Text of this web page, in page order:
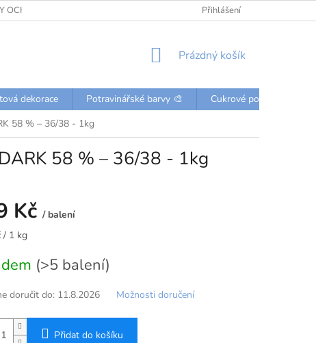
OCHRANY OSOBNÍCH ÚDAJŮ KONTAKTYPřihlášení
NÁKUPNÍ
Prázdný košík
dekorace Potravinářské barvy 🎨
Cukrové posypky a
58 % – 36/38 - 1kg
58 % – 36/38 - 1kg
Kč / balení
/ 1 kg
(>5 balení)
doručit do: 11.8.2026 Možnosti doručení
Přidat do košíku